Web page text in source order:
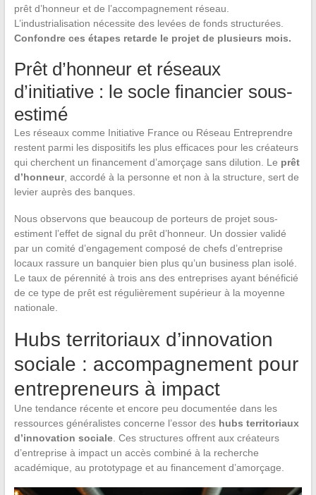
prêt d’honneur et de l’accompagnement réseau.
L’industrialisation nécessite des levées de fonds structurées.
Confondre ces étapes retarde le projet de plusieurs mois.
Prêt d’honneur et réseaux
d’initiative : le socle financier sous-
estimé
Les réseaux comme Initiative France ou Réseau Entreprendre
restent parmi les dispositifs les plus efficaces pour les créateurs
qui cherchent un financement d’amorçage sans dilution. Le prêt
d’honneur, accordé à la personne et non à la structure, sert de
levier auprès des banques.
Nous observons que beaucoup de porteurs de projet sous-
estiment l’effet de signal du prêt d’honneur. Un dossier validé
par un comité d’engagement composé de chefs d’entreprise
locaux rassure un banquier bien plus qu’un business plan isolé.
Le taux de pérennité à trois ans des entreprises ayant bénéficié
de ce type de prêt est régulièrement supérieur à la moyenne
nationale.
Hubs territoriaux d’innovation
sociale : accompagnement pour
entrepreneurs à impact
Une tendance récente et encore peu documentée dans les
ressources généralistes concerne l’essor des hubs territoriaux
d’innovation sociale. Ces structures offrent aux créateurs
d’entreprise à impact un accès combiné à la recherche
académique, au prototypage et au financement d’amorçage.